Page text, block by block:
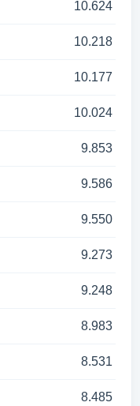
10.624
10.218
10.177
10.024
9.853
9.586
9.550
9.273
9.248
8.983
8.531
8.485